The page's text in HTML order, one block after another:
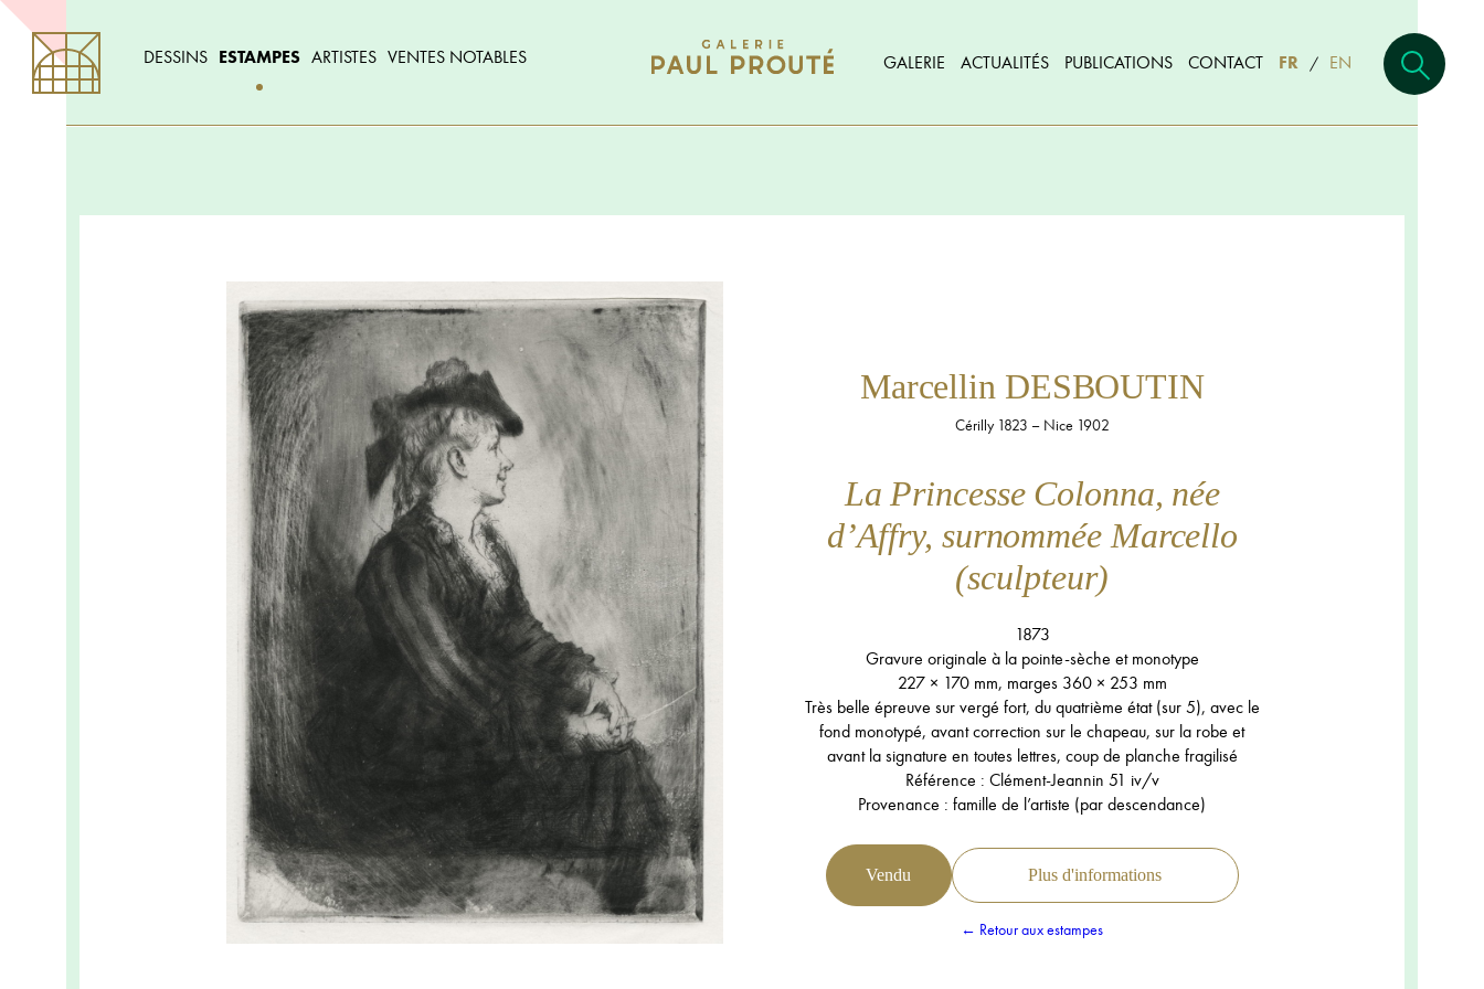
DESSINS ESTAMPES ARTISTES VENTES NOTABLES GALERIE ACTUALITÉS PUBLICATIONS CONTACT FR / EN
Marcellin DESBOUTIN
Cérilly 1823 – Nice 1902
La Princesse Colonna, née
d’Affry, surnommée Marcello
(sculpteur)
1873
Gravure originale à la pointe-sèche et monotype
227 × 170 mm, marges 360 × 253 mm
Très belle épreuve sur vergé fort, du quatrième état (sur 5), avec le
fond monotypé, avant correction sur le chapeau, sur la robe et
avant la signature en toutes lettres, coup de planche fragilisé
Référence : Clément-Jeannin 51 iv/v
Provenance : famille de l’artiste (par descendance)
Vendu Plus d'informations
← Retour aux estampes